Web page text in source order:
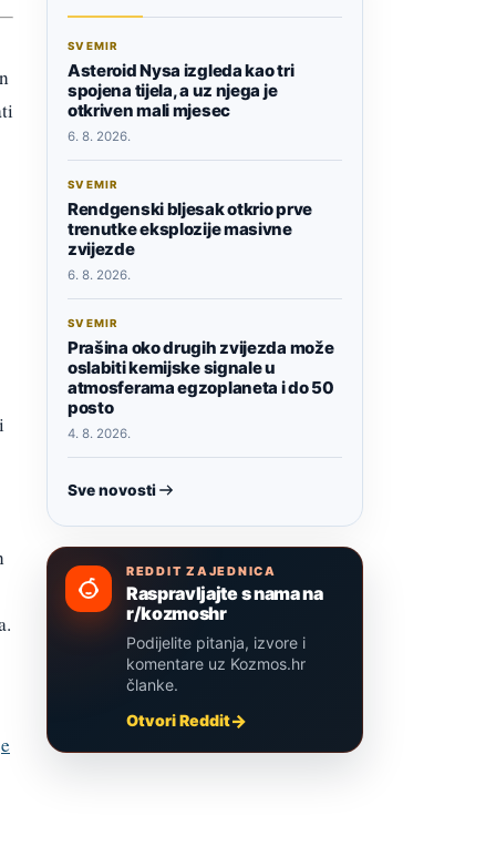
SVEMIR
Asteroid Nysa izgleda kao tri
spojena tijela, a uz njega je
otkriven mali mjesec
6. 8. 2026.
SVEMIR
Rendgenski bljesak otkrio prve
trenutke eksplozije masivne
zvijezde
6. 8. 2026.
SVEMIR
Prašina oko drugih zvijezda može
oslabiti kemijske signale u
atmosferama egzoplaneta i do 50
posto
4. 8. 2026.
Sve novosti
REDDIT ZAJEDNICA
Raspravljajte s nama na
r/kozmoshr
Podijelite pitanja, izvore i
komentare uz Kozmos.hr
članke.
Otvori Reddit